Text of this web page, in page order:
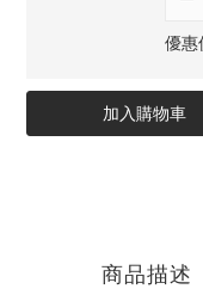
優
加入購物車
商品描述